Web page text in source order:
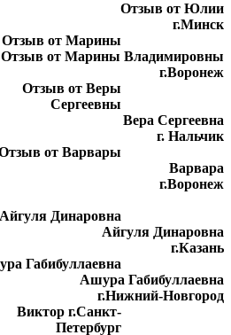
Отзыв от Юлии
г.Минск
Отзыв от Марины Владимировны
г.Воронеж
Вера Сергеевна
г. Нальчик
Варвара
г.Воронеж
Айгуля Динаровна
г.Казань
Ашура Габибуллаевна
г.Нижний-Новгород